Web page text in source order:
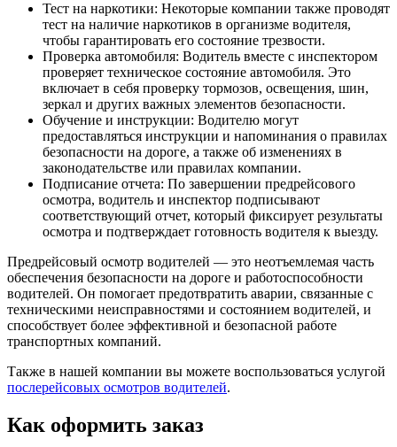
Тест на наркотики: Некоторые компании также проводят
тест на наличие наркотиков в организме водителя,
чтобы гарантировать его состояние трезвости.
Проверка автомобиля: Водитель вместе с инспектором
проверяет техническое состояние автомобиля. Это
включает в себя проверку тормозов, освещения, шин,
зеркал и других важных элементов безопасности.
Обучение и инструкции: Водителю могут
предоставляться инструкции и напоминания о правилах
безопасности на дороге, а также об изменениях в
законодательстве или правилах компании.
Подписание отчета: По завершении предрейсового
осмотра, водитель и инспектор подписывают
соответствующий отчет, который фиксирует результаты
осмотра и подтверждает готовность водителя к выезду.
Предрейсовый осмотр водителей — это неотъемлемая часть
обеспечения безопасности на дороге и работоспособности
водителей. Он помогает предотвратить аварии, связанные с
техническими неисправностями и состоянием водителей, и
способствует более эффективной и безопасной работе
транспортных компаний.
Также в нашей компании вы можете воспользоваться услугой
послерейсовых осмотров водителей.
Как оформить заказ